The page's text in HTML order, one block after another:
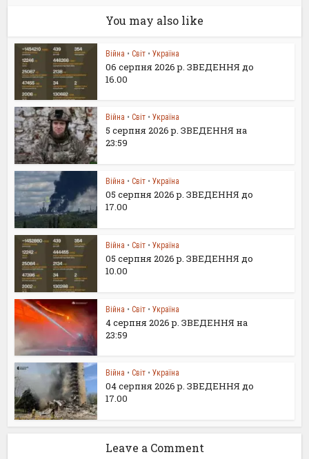
You may also like
Війна • Світ • Україна
06 серпня 2026 р. ЗВЕДЕННЯ до
16.00
Війна • Світ • Україна
5 серпня 2026 р. ЗВЕДЕННЯ на
23:59
Війна • Світ • Україна
05 серпня 2026 р. ЗВЕДЕННЯ до
17.00
Війна • Світ • Україна
05 серпня 2026 р. ЗВЕДЕННЯ до
10.00
Війна • Світ • Україна
4 серпня 2026 р. ЗВЕДЕННЯ на
23:59
Війна • Світ • Україна
04 серпня 2026 р. ЗВЕДЕННЯ до
17.00
Leave a Comment